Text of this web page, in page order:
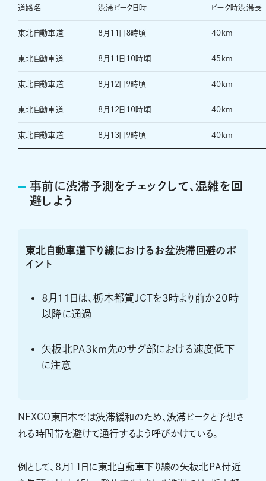
道路名 渋滞ピーク日時 ピーク時渋滞長
東北自動車道 8月11日８時頃 40km
東北自動車道 8月11日10時頃 45km
東北自動車道 8月12日9時頃 40km
東北自動車道 8月12日10時頃 40km
東北自動車道 8月13日9時頃 40km
事前に渋滞予測をチェックして、混雑を回
避しよう
東北自動車道下り線におけるお盆渋滞回避のポ
イント
8月11日は、栃木都賀JCTを3時より前か20時
以降に通過
矢板北PA3km先のサグ部における速度低下
に注意
NEXCO東日本では渋滞緩和のため、渋滞ピークと予想さ
れる時間帯を避けて通行するよう呼びかけている。
例として、8月11日に東北自動車下り線の矢板北PA付近